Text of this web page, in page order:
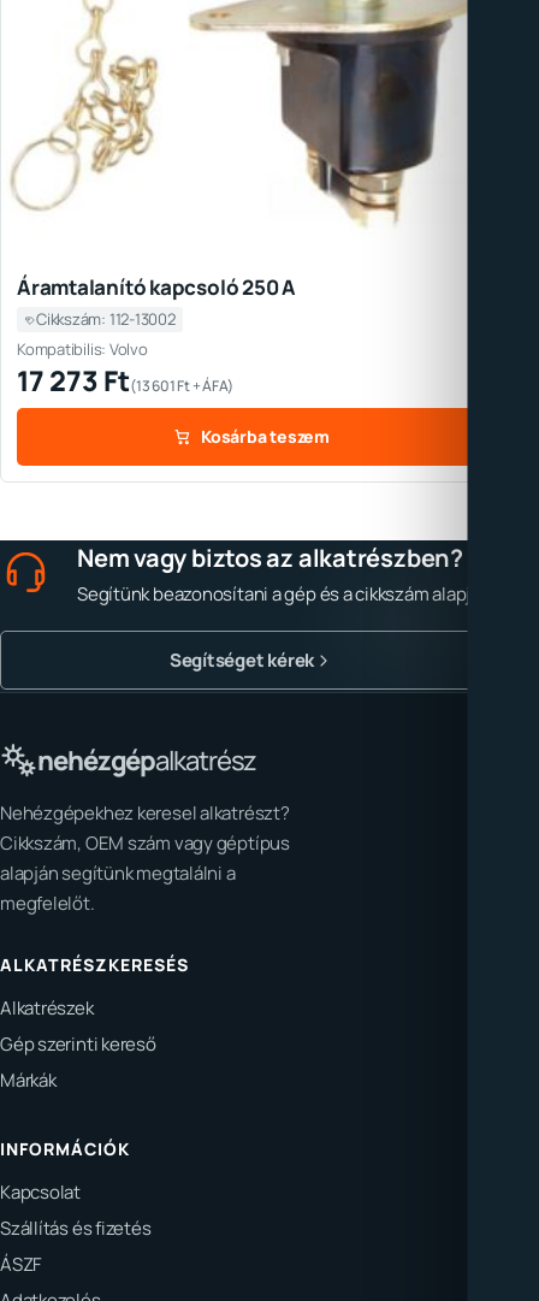
Áramtalanító kapcsoló 250 A
Cikkszám: 112-13002
Kompatibilis: Volvo
17 273Ft(13 601Ft+ ÁFA)
Kosárba teszem
Nem vagy biztos az alkatrészben?
Segítünk beazonosítani a gép és a cikkszám alapján.
Segítséget kérek
nehézgépalkatrész
Nehézgépekhez keresel alkatrészt?
Cikkszám, OEM szám vagy géptípus
alapján segítünk megtalálni a
megfelelőt.
ALKATRÉSZKERESÉS
Alkatrészek
Gép szerinti kereső
Márkák
INFORMÁCIÓK
Kapcsolat
Szállítás és fizetés
ÁSZF